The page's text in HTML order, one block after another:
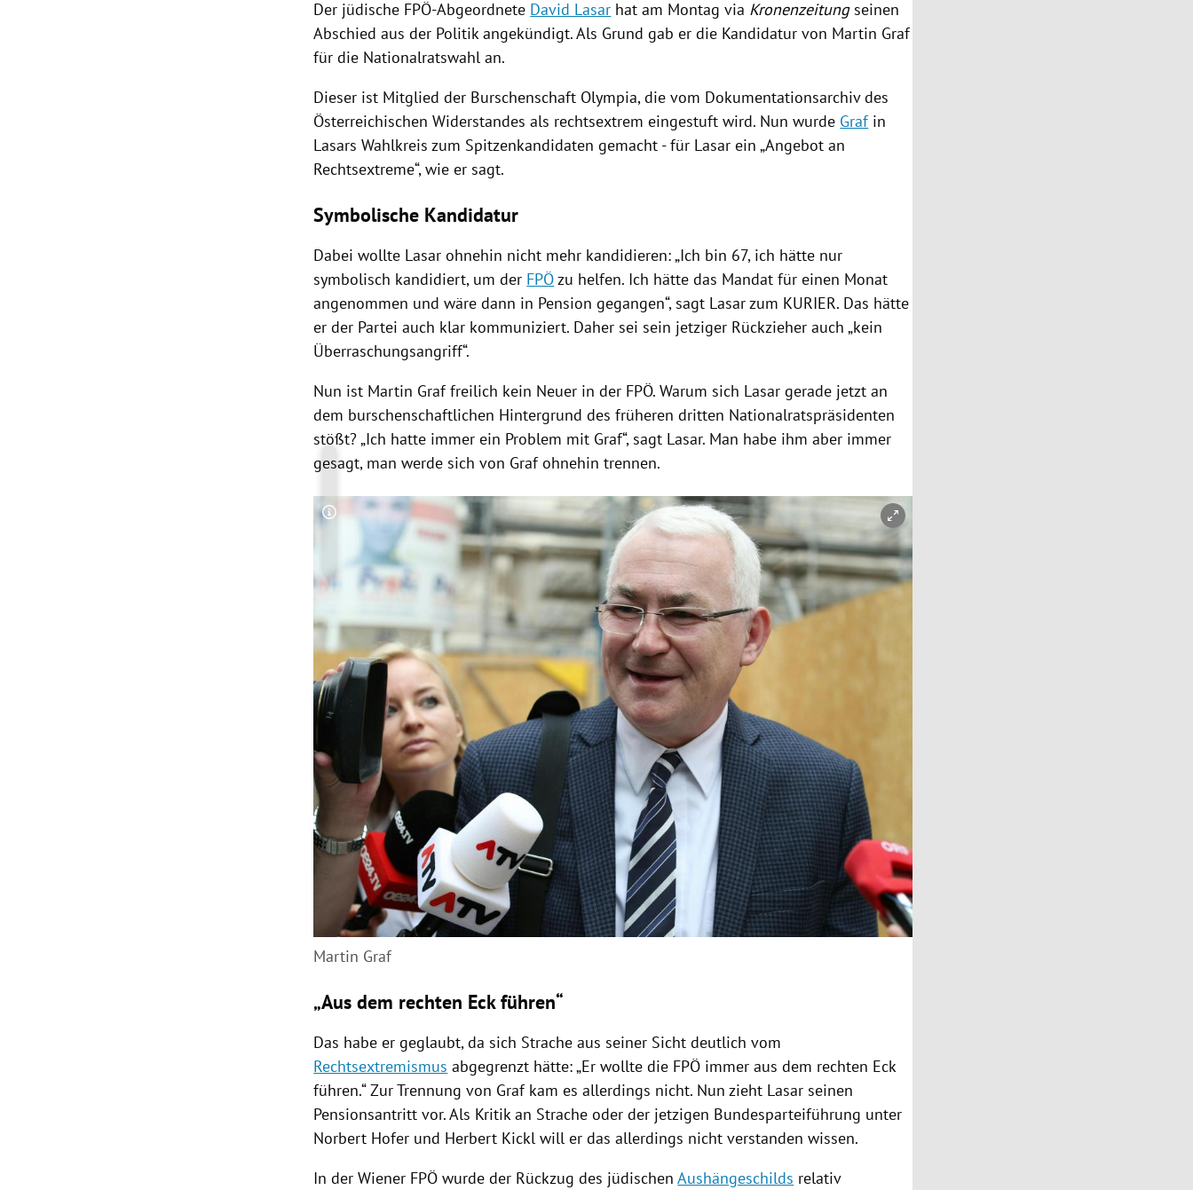
Der jüdische FPÖ-Abgeordnete David Lasar hat am Montag via Kronenzeitung seinen
Abschied aus der Politik angekündigt. Als Grund gab er die Kandidatur von Martin Graf
für die Nationalratswahl an.
Dieser ist Mitglied der Burschenschaft Olympia, die vom Dokumentationsarchiv des
Österreichischen Widerstandes als rechtsextrem eingestuft wird. Nun wurde Grafin
Lasars Wahlkreis zum Spitzenkandidaten gemacht - für Lasar ein „Angebot an
Rechtsextreme“, wie er sagt.
Symbolische Kandidatur
Dabei wollte Lasar ohnehin nicht mehr kandidieren: „Ich bin 67, ich hätte nur
symbolisch kandidiert, um der FPÖzu helfen. Ich hätte das Mandat für einen Monat
angenommen und wäre dann in Pension gegangen“, sagt Lasarzum KURIER. Das hätte
er der Partei auch klar kommuniziert. Daher sei sein jetziger Rückzieher auch „kein
Überraschungsangriff“.
Nun ist Martin Graffreilich kein Neuer in der FPÖ. Warum sich Lasar gerade jetzt an
dem burschenschaftlichen Hintergrund des früheren dritten Nationalratspräsidenten
stößt? „Ich hatte immer ein Problem mit Graf“, sagt Lasar. Man habe ihm aber immer
gesagt, man werde sich von Grafohnehin trennen.
Copyright-Hinweis öffnen/schließen
Martin Graf
„Aus dem rechten Eck führen“
Das habe er geglaubt, da sich Strache aus seiner Sicht deutlich vom
Rechtsextremismus abgegrenzt hätte: „Er wollte die FPÖ immer aus dem rechten Eck
führen.“ Zur Trennung von Grafkam es allerdings nicht. Nun zieht Lasar seinen
Pensionsantritt vor. Als Kritik an Strache oder der jetzigen Bundesparteiführung unter
Norbert Hofer und Herbert Kickl will er das allerdings nicht verstanden wissen.
In der Wiener FPÖ wurde der Rückzug des jüdischenAushängeschilds relativ